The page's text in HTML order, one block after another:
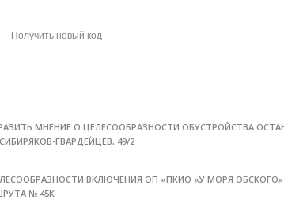
Получить новый код
МНЕНИЕ О ЦЕЛЕСООБРАЗНОСТИ ОБУСТРОЙСТВА
ГВАРДЕЙЦЕВ, 49/2
ВКЛЮЧЕНИЯ ОП «ПКИО «У МОРЯ
№ 45К